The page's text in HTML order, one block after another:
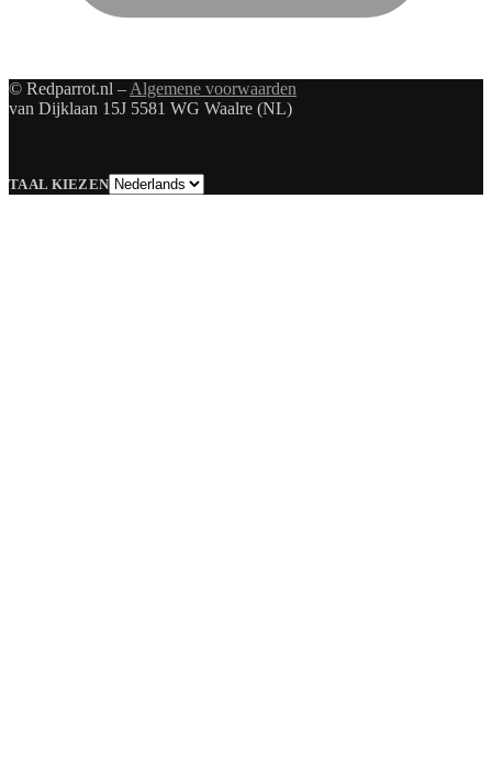
© Redparrot.nl – Algemene voorwaarden
van Dijklaan 15J 5581 WG Waalre (NL)
TAAL KIEZENTaal